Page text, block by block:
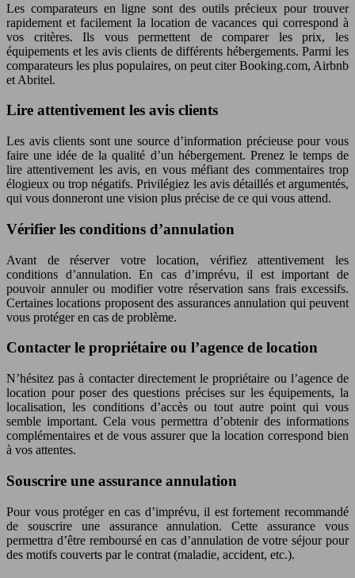
Les comparateurs en ligne sont des outils précieux pour trouver
rapidement et facilement la location de vacances qui correspond à
vos critères. Ils vous permettent de comparer les prix, les
équipements et les avis clients de différents hébergements. Parmi les
comparateurs les plus populaires, on peut citer Booking.com, Airbnb
et Abritel.
Lire attentivement les avis clients
Les avis clients sont une source d’information précieuse pour vous
faire une idée de la qualité d’un hébergement. Prenez le temps de
lire attentivement les avis, en vous méfiant des commentaires trop
élogieux ou trop négatifs. Privilégiez les avis détaillés et argumentés,
qui vous donneront une vision plus précise de ce qui vous attend.
Vérifier les conditions d’annulation
Avant de réserver votre location, vérifiez attentivement les
conditions d’annulation. En cas d’imprévu, il est important de
pouvoir annuler ou modifier votre réservation sans frais excessifs.
Certaines locations proposent des assurances annulation qui peuvent
vous protéger en cas de problème.
Contacter le propriétaire ou l’agence de location
N’hésitez pas à contacter directement le propriétaire ou l’agence de
location pour poser des questions précises sur les équipements, la
localisation, les conditions d’accès ou tout autre point qui vous
semble important. Cela vous permettra d’obtenir des informations
complémentaires et de vous assurer que la location correspond bien
à vos attentes.
Souscrire une assurance annulation
Pour vous protéger en cas d’imprévu, il est fortement recommandé
de souscrire une assurance annulation. Cette assurance vous
permettra d’être remboursé en cas d’annulation de votre séjour pour
des motifs couverts par le contrat (maladie, accident, etc.).